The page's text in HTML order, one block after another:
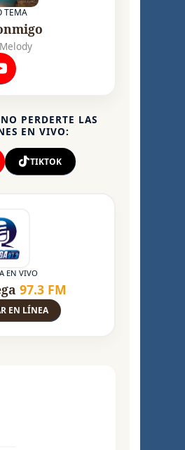
TEMA
PERDERTE LAS
EN VIVO:
TIKTOK
EN VIVO
97.3 FM
EN LÍNEA